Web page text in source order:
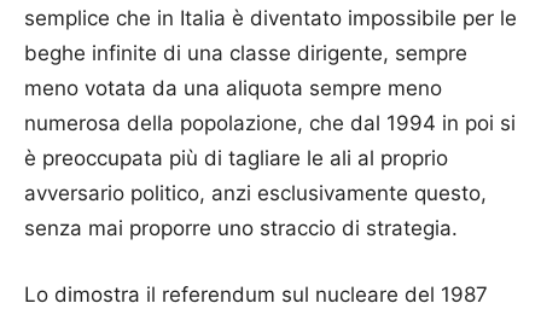
semplice che in Italia è diventato impossibile per le
beghe infinite di una classe dirigente, sempre
meno votata da una aliquota sempre meno
numerosa della popolazione, che dal 1994 in poi si
è preoccupata più di tagliare le ali al proprio
avversario politico, anzi esclusivamente questo,
senza mai proporre uno straccio di strategia.
Lo dimostra il referendum sul nucleare del 1987